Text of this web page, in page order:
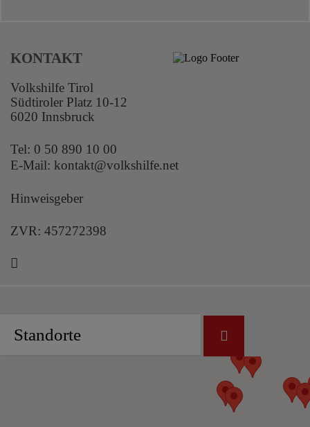
KONTAKT
Volkshilfe Tirol
Südtiroler Platz 10-12
6020 Innsbruck
Tel: 0 50 890 10 00
E-Mail: kontakt@volkshilfe.net
Hinweisgeber
ZVR: 457272398